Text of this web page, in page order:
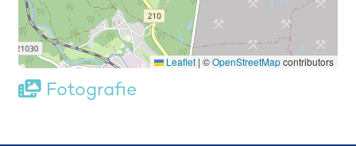
Leaflet | ©OpenStreetMapcontributors
Fotografie